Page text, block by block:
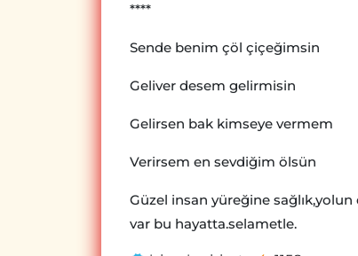
****
Sende benim çöl çiçeğimsin
Geliver desem gelirmisin
Gelirsen bak kimseye vermem
Verirsem en sevdiğim ölsün
Güzel insan yüreğine
var bu hayatta.selametle.